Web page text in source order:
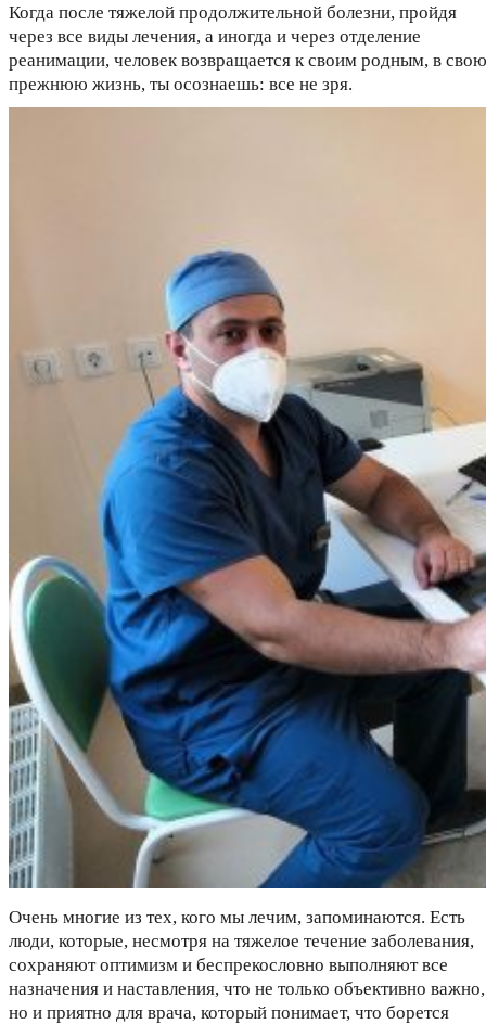
Когда после тяжелой продолжительной болезни, пройдя
через все виды лечения, а иногда и через отделение
реанимации, человек возвращается к своим родным, в свою
прежнюю жизнь, ты осознаешь: все не зря.
Очень многие из тех, кого мы лечим, запоминаются. Есть
люди, которые, несмотря на тяжелое течение заболевания,
сохраняют оптимизм и беспрекословно выполняют все
назначения и наставления, что не только объективно важно,
но и приятно для врача, который понимает, что борется